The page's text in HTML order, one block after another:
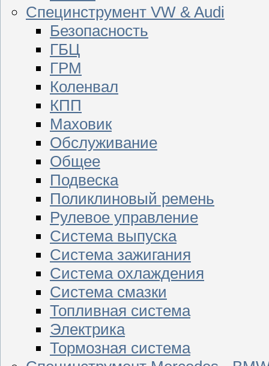
Специнструмент VW & Audi
Безопасность
ГБЦ
ГРМ
Коленвал
КПП
Маховик
Обслуживание
Общее
Подвеска
Поликлиновый ремень
Рулевое управление
Система выпуска
Система зажигания
Система охлаждения
Система смазки
Топливная система
Электрика
Тормозная система